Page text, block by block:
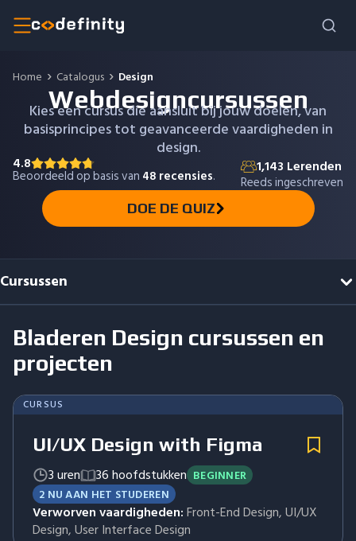
Home Catalogus Design
Webdesigncursussen
Kies een cursus die aansluit bij jouw doelen, van
basisprincipes tot geavanceerde vaardigheden in
design.
4.8
Beoordeeld op basis van 48 recensies. 1,143 Lerenden
Reeds ingeschreven
DOE DE QUIZ
Cursussen
Bladeren Design cursussen en
projecten
CURSUS
UI/UX Design with Figma
3 uren 36 hoofdstukken BEGINNER
2 NU AAN HET STUDEREN
Verworven vaardigheden:Front-End Design, UI/UX
Design, User Interface Design